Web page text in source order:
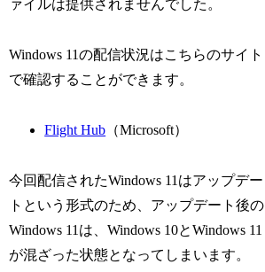
ァイルは提供されませんでした。
Windows 11の配信状況はこちらのサイト
で確認することができます。
Flight Hub （Microsoft）
今回配信されたWindows 11はアップデー
トという形式のため、アップデート後の
Windows 11は、Windows 10とWindows 11
が混ざった状態となってしまいます。